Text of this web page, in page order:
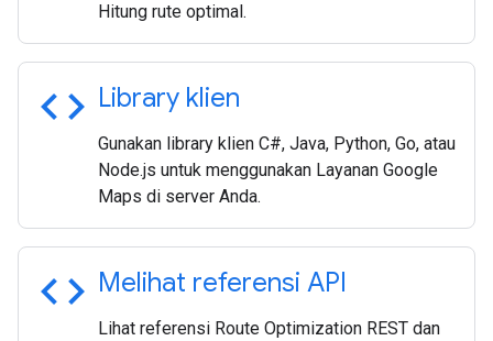
Hitung rute optimal.
code Library klien
Gunakan library klien C#, Java, Python, Go, atau
Node.js untuk menggunakan Layanan Google
Maps di server Anda.
code Melihat referensi API
Lihat referensi Route Optimization REST dan